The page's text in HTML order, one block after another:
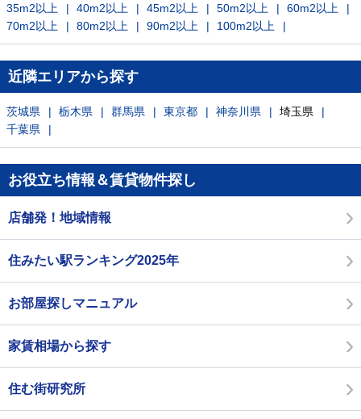
35m2以上
40m2以上 45m2以上 50m2以上
60m2以上
70m2以上
80m2以上 90m2以上 100m2以上
近隣エリアから探す
茨城県 栃木県 群馬県 東京都 神奈川県
埼玉県
千葉県
お役立ち情報＆賃貸物件探し
店舗発！地域情報
住みたい駅ランキング2025年
お部屋探しマニュアル
家賃相場から探す
住む街研究所